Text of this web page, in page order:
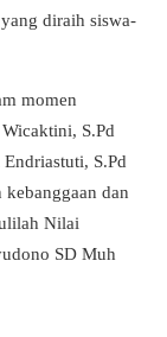
diraih siswa-
momen
S.Pd
S.Pd
dan
Nilai
SD Muh